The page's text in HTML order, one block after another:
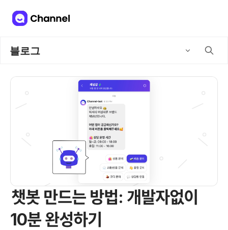
블로그
챗봇 만드는 방법: 개발자없이
10분 완성하기